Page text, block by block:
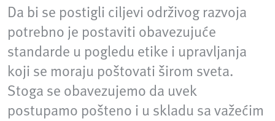
Da bi se postigli ciljevi održivog razvoja
potrebno je postaviti obavezujuće
standarde u pogledu etike i upravljanja
koji se moraju poštovati širom sveta.
Stoga se obavezujemo da uvek
postupamo pošteno i u skladu sa važećim